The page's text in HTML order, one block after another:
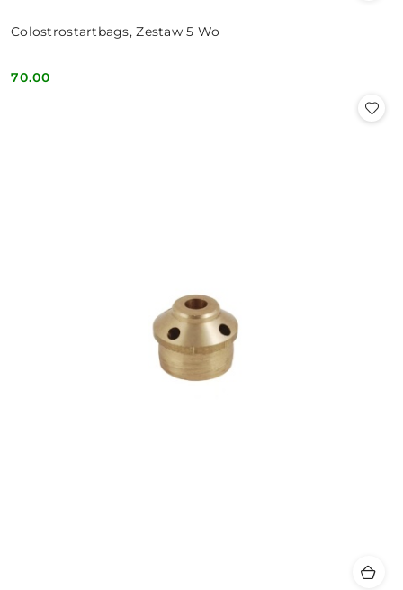
Colostrostartbags, Zestaw 5 Wo
Cena:
70.00